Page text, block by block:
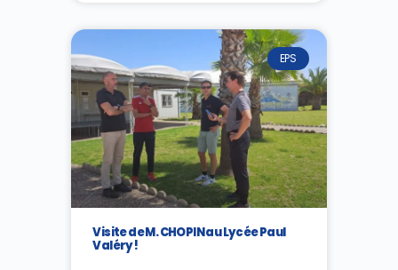
EPS
Visite de M. CHOPIN au Lycée Paul
Valéry !